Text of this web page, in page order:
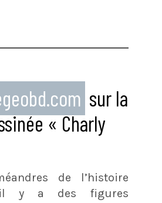
sur la
« Charly
de l’histoire
il y a des figures